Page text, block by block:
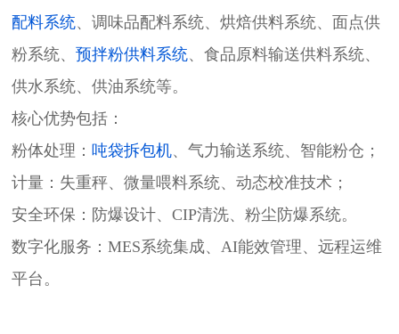
配料系统、调味品配料系统、烘焙供料系统、面点供
粉系统、 预拌粉供料系统、食品原料输送供料系统、
供水系统、供油系统等。
核心优势包括：
粉体处理： 吨袋拆包机、气力输送系统、智能粉仓；
计量：失重秤、微量喂料系统、动态校准技术；
安全环保：防爆设计、CIP清洗、粉尘防爆系统。
数字化服务​​：MES系统集成、AI能效管理、远程运维
平台。